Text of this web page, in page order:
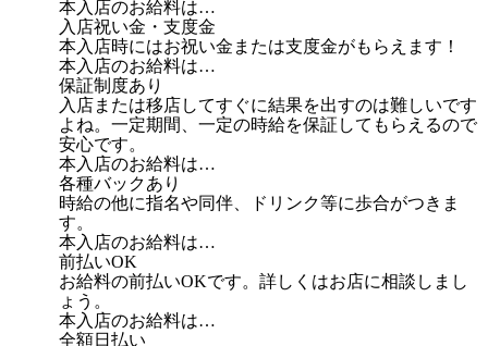
本入店のお給料は…
入店祝い金・支度金
本入店時にはお祝い金または支度金がもらえます！
本入店のお給料は…
保証制度あり
入店または移店してすぐに結果を出すのは難しいです
よね。一定期間、一定の時給を保証してもらえるので
安心です。
本入店のお給料は…
各種バックあり
時給の他に指名や同伴、ドリンク等に歩合がつきま
す。
本入店のお給料は…
前払いOK
お給料の前払いOKです。詳しくはお店に相談しまし
ょう。
本入店のお給料は…
全額日払い